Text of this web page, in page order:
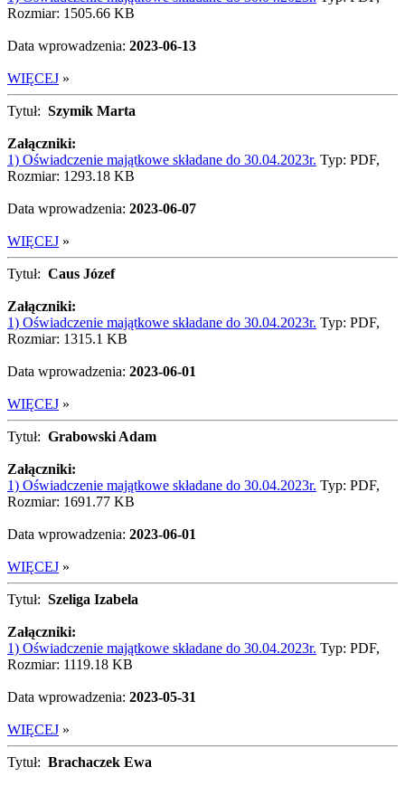
Rozmiar: 1505.66 KB
Data wprowadzenia: 2023-06-13
WIĘCEJ »
Tytuł: Szymik Marta
Załączniki:
1) Oświadczenie majątkowe składane do 30.04.2023r. Typ: PDF,
Rozmiar: 1293.18 KB
Data wprowadzenia: 2023-06-07
WIĘCEJ »
Tytuł: Caus Józef
Załączniki:
1) Oświadczenie majątkowe składane do 30.04.2023r. Typ: PDF,
Rozmiar: 1315.1 KB
Data wprowadzenia: 2023-06-01
WIĘCEJ »
Tytuł: Grabowski Adam
Załączniki:
1) Oświadczenie majątkowe składane do 30.04.2023r. Typ: PDF,
Rozmiar: 1691.77 KB
Data wprowadzenia: 2023-06-01
WIĘCEJ »
Tytuł: Szeliga Izabela
Załączniki:
1) Oświadczenie majątkowe składane do 30.04.2023r. Typ: PDF,
Rozmiar: 1119.18 KB
Data wprowadzenia: 2023-05-31
WIĘCEJ »
Tytuł: Brachaczek Ewa